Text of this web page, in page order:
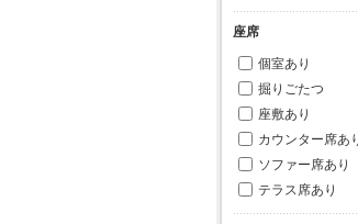
座席
個室あり
掘りごたつ
座敷あり
カウンター席あ
ソファー席あり
テラス席あり